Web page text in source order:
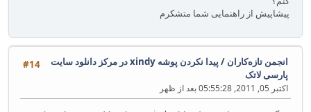
پیشاپیش از راهنمایی شما متشکرم
#14 انجمن تازه‌کاران /
پیدا نکردن پوشه xindy در مرکز دانلود سایت
پارسی لاتک
اکتبر 05, 2011, 05:55:28 بعد از ظهر